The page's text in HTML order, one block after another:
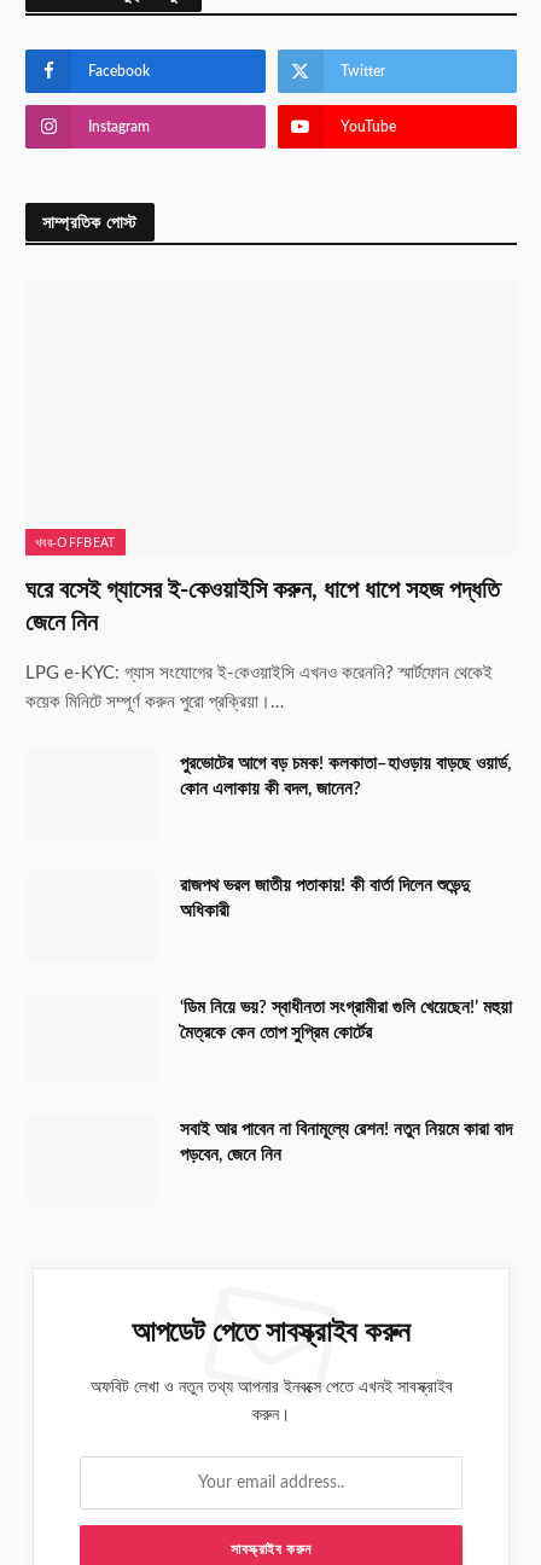
Facebook Twitter
Instagram YouTube
সাম্প্রতিক পোস্ট
খবর-OFFBEAT
ঘরে বসেই গ্যাসের ই-কেওয়াইসি করুন, ধাপে ধাপে সহজ পদ্ধতি
জেনে নিন
LPG e-KYC: গ্যাস সংযোগের ই-কেওয়াইসি এখনও করেননি? স্মার্টফোন থেকেই
কয়েক মিনিটে সম্পূর্ণ করুন পুরো প্রক্রিয়া।…
পুরভোটের আগে বড় চমক! কলকাতা–হাওড়ায় বাড়ছে ওয়ার্ড,
কোন এলাকায় কী বদল, জানেন?
রাজপথ ভরল জাতীয় পতাকায়! কী বার্তা দিলেন শুভেন্দু
অধিকারী
‘ডিম নিয়ে ভয়? স্বাধীনতা সংগ্রামীরা গুলি খেয়েছেন!’ মহুয়া
মৈত্রকে কেন তোপ সুপ্রিম কোর্টের
সবাই আর পাবেন না বিনামূল্যে রেশন! নতুন নিয়মে কারা বাদ
পড়বেন, জেনে নিন
আপডেট পেতে সাবস্ক্রাইব করুন
অফবিট লেখা ও নতুন তথ্য আপনার ইনবক্সে পেতে এখনই সাবস্ক্রাইব
করুন।